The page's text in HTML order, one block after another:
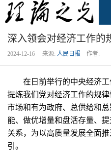
深入领会对经济工作的
2024-12-16 来源: 人民日报 作者:
在日前举行的中央经济工
提炼我们党对经济工作的规
市场和有为政府、总供给和
能、做优增量和盘活存量、
关系，为以高质量发展全面
引。